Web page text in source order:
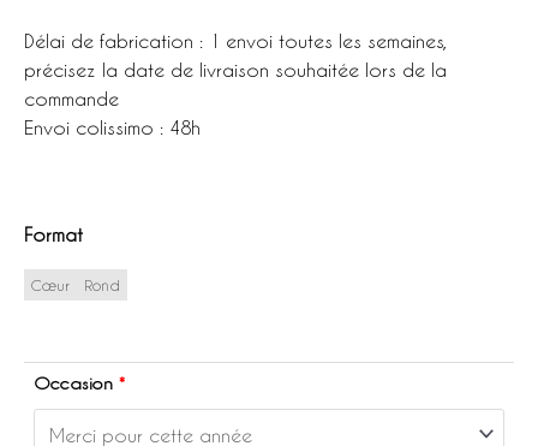
Délai de fabrication : 1 envoi toutes les semaines,
précisez la date de livraison souhaitée lors de la
commande
Envoi colissimo : 48h
Format
Cœur Rond
Occasion *